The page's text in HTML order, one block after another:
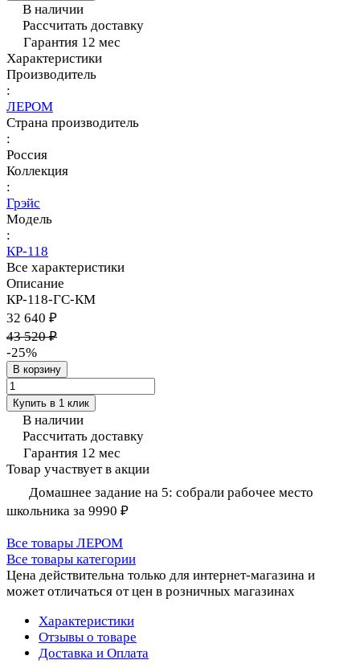
В наличии
Рассчитать доставку
Гарантия 12 мес
Характеристики
Производитель
:
ЛЕРОМ
Страна производитель
:
Россия
Коллекция
:
Грэйс
Модель
:
КР-118
Все характеристики
Описание
КР-118-ГС-КМ
32 640 ₽
43 520 ₽
-25%
В корзину
Купить в 1 клик
В наличии
Рассчитать доставку
Гарантия 12 мес
Товар участвует в акции
Домашнее задание на 5: собрали рабочее место
школьника за 9990 ₽
Все товары ЛЕРОМ
Все товары категории
Цена действительна только для интернет-магазина и
может отличаться от цен в розничных магазинах
Характеристики
Отзывы о товаре
Доставка и Оплата